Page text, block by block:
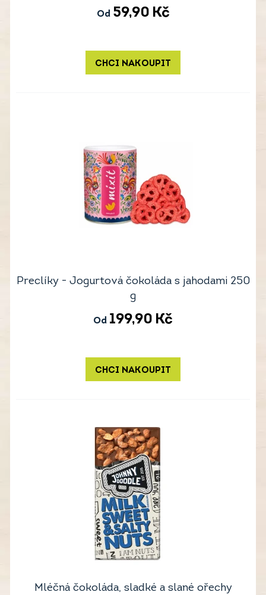
Od 59,90 Kč
CHCI NAKOUPIT
Preclíky - Jogurtová čokoláda s jahodami 250
g
Od 199,90 Kč
CHCI NAKOUPIT
Mléčná čokoláda, sladké a slané ořechy